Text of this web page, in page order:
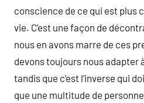
conscience de ce qui est plus
vie. C’est une façon de
nous en avons marre de ces
devons toujours nous adapter
tandis que c’est l’inverse qui
que une multitude de